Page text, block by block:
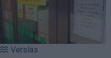
Verslas